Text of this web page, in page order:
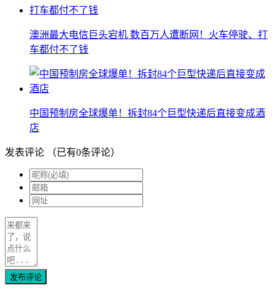
澳洲最大电信巨头宕机 数百万人遭断网！火车停驶、打
车都付不了钱
中国预制房全球爆单！拆封84个巨型快递后直接变成酒
店
发表评论 （已有0条评论）
发布评论